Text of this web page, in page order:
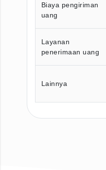
Biaya pengiriman
uang
Layanan
penerimaan uang
Lainnya